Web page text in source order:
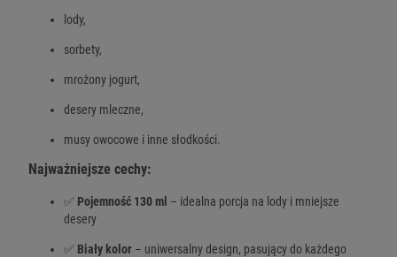
lody,
sorbety,
mrożony jogurt,
desery mleczne,
musy owocowe i inne słodkości.
Najważniejsze cechy:
✅ Pojemność 130 ml – idealna porcja na lody i mniejsze
desery
✅ Biały kolor – uniwersalny design, pasujący do każdego